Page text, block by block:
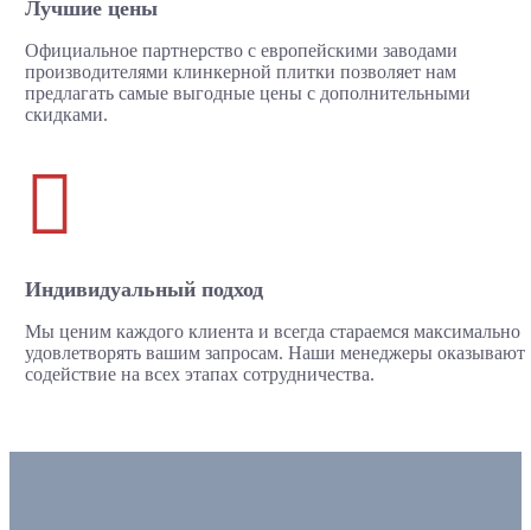
Лучшие цены
Официальное партнерство с европейскими заводами
производителями клинкерной плитки позволяет нам
предлагать самые выгодные цены с дополнительными
скидками.

Индивидуальный подход
Мы ценим каждого клиента и всегда стараемся максимально
удовлетворять вашим запросам. Наши менеджеры оказывают
содействие на всех этапах сотрудничества.